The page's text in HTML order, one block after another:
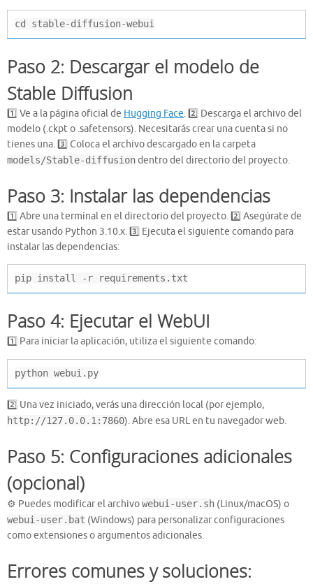
cd stable-diffusion-webui
Paso 2: Descargar el modelo de
Stable Diffusion
1️⃣ Ve a la página oficial de Hugging Face. 2️⃣ Descarga el archivo del
modelo (.ckpt o .safetensors). Necesitarás crear una cuenta si no
tienes una. 3️⃣ Coloca el archivo descargado en la carpeta
models/Stable-diffusiondentro del directorio del proyecto.
Paso 3: Instalar las dependencias
1️⃣ Abre una terminal en el directorio del proyecto. 2️⃣ Asegúrate de
estar usando Python 3.10.x. 3️⃣ Ejecuta el siguiente comando para
instalar las dependencias:
pip install -r requirements.txt
Paso 4: Ejecutar el WebUI
1️⃣ Para iniciar la aplicación, utiliza el siguiente comando:
python webui.py
2️⃣ Una vez iniciado, verás una dirección local (por ejemplo,
http://127.0.0.1:7860). Abre esa URL en tu navegador web.
Paso 5: Configuraciones adicionales
(opcional)
⚙️ Puedes modificar el archivowebui-user.sh (Linux/macOS) o
webui-user.bat (Windows) para personalizar configuraciones
como extensiones o argumentos adicionales.
Errores comunes y soluciones: